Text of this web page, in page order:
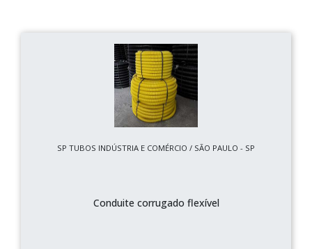
SP TUBOS INDÚSTRIA E COMÉRCIO / SÃO PAULO - SP
Conduite corrugado flexível